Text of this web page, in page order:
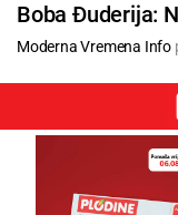
Boba Đuderija:
Moderna Vremena Info